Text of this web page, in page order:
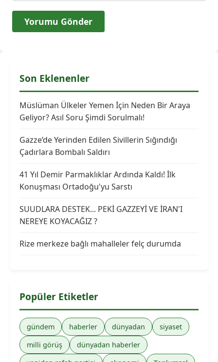
Son Eklenenler
Müslüman Ülkeler Yemen İçin Neden Bir Araya
Geliyor? Asıl Soru Şimdi Sorulmalı!
Gazze’de Yerinden Edilen Sivillerin Sığındığı
Çadırlara Bombalı Saldırı
41 Yıl Demir Parmaklıklar Ardında Kaldı! İlk
Konuşması Ortadoğu'yu Sarstı
SUUDLARA DESTEK... PEKİ GAZZEYİ VE İRAN'I
NEREYE KOYACAĞIZ ?
Rize merkeze bağlı mahalleler felç durumda
Popüler Etiketler
gündem haberler dünyadan
siyaset
milli görüş
dünyadan haberler